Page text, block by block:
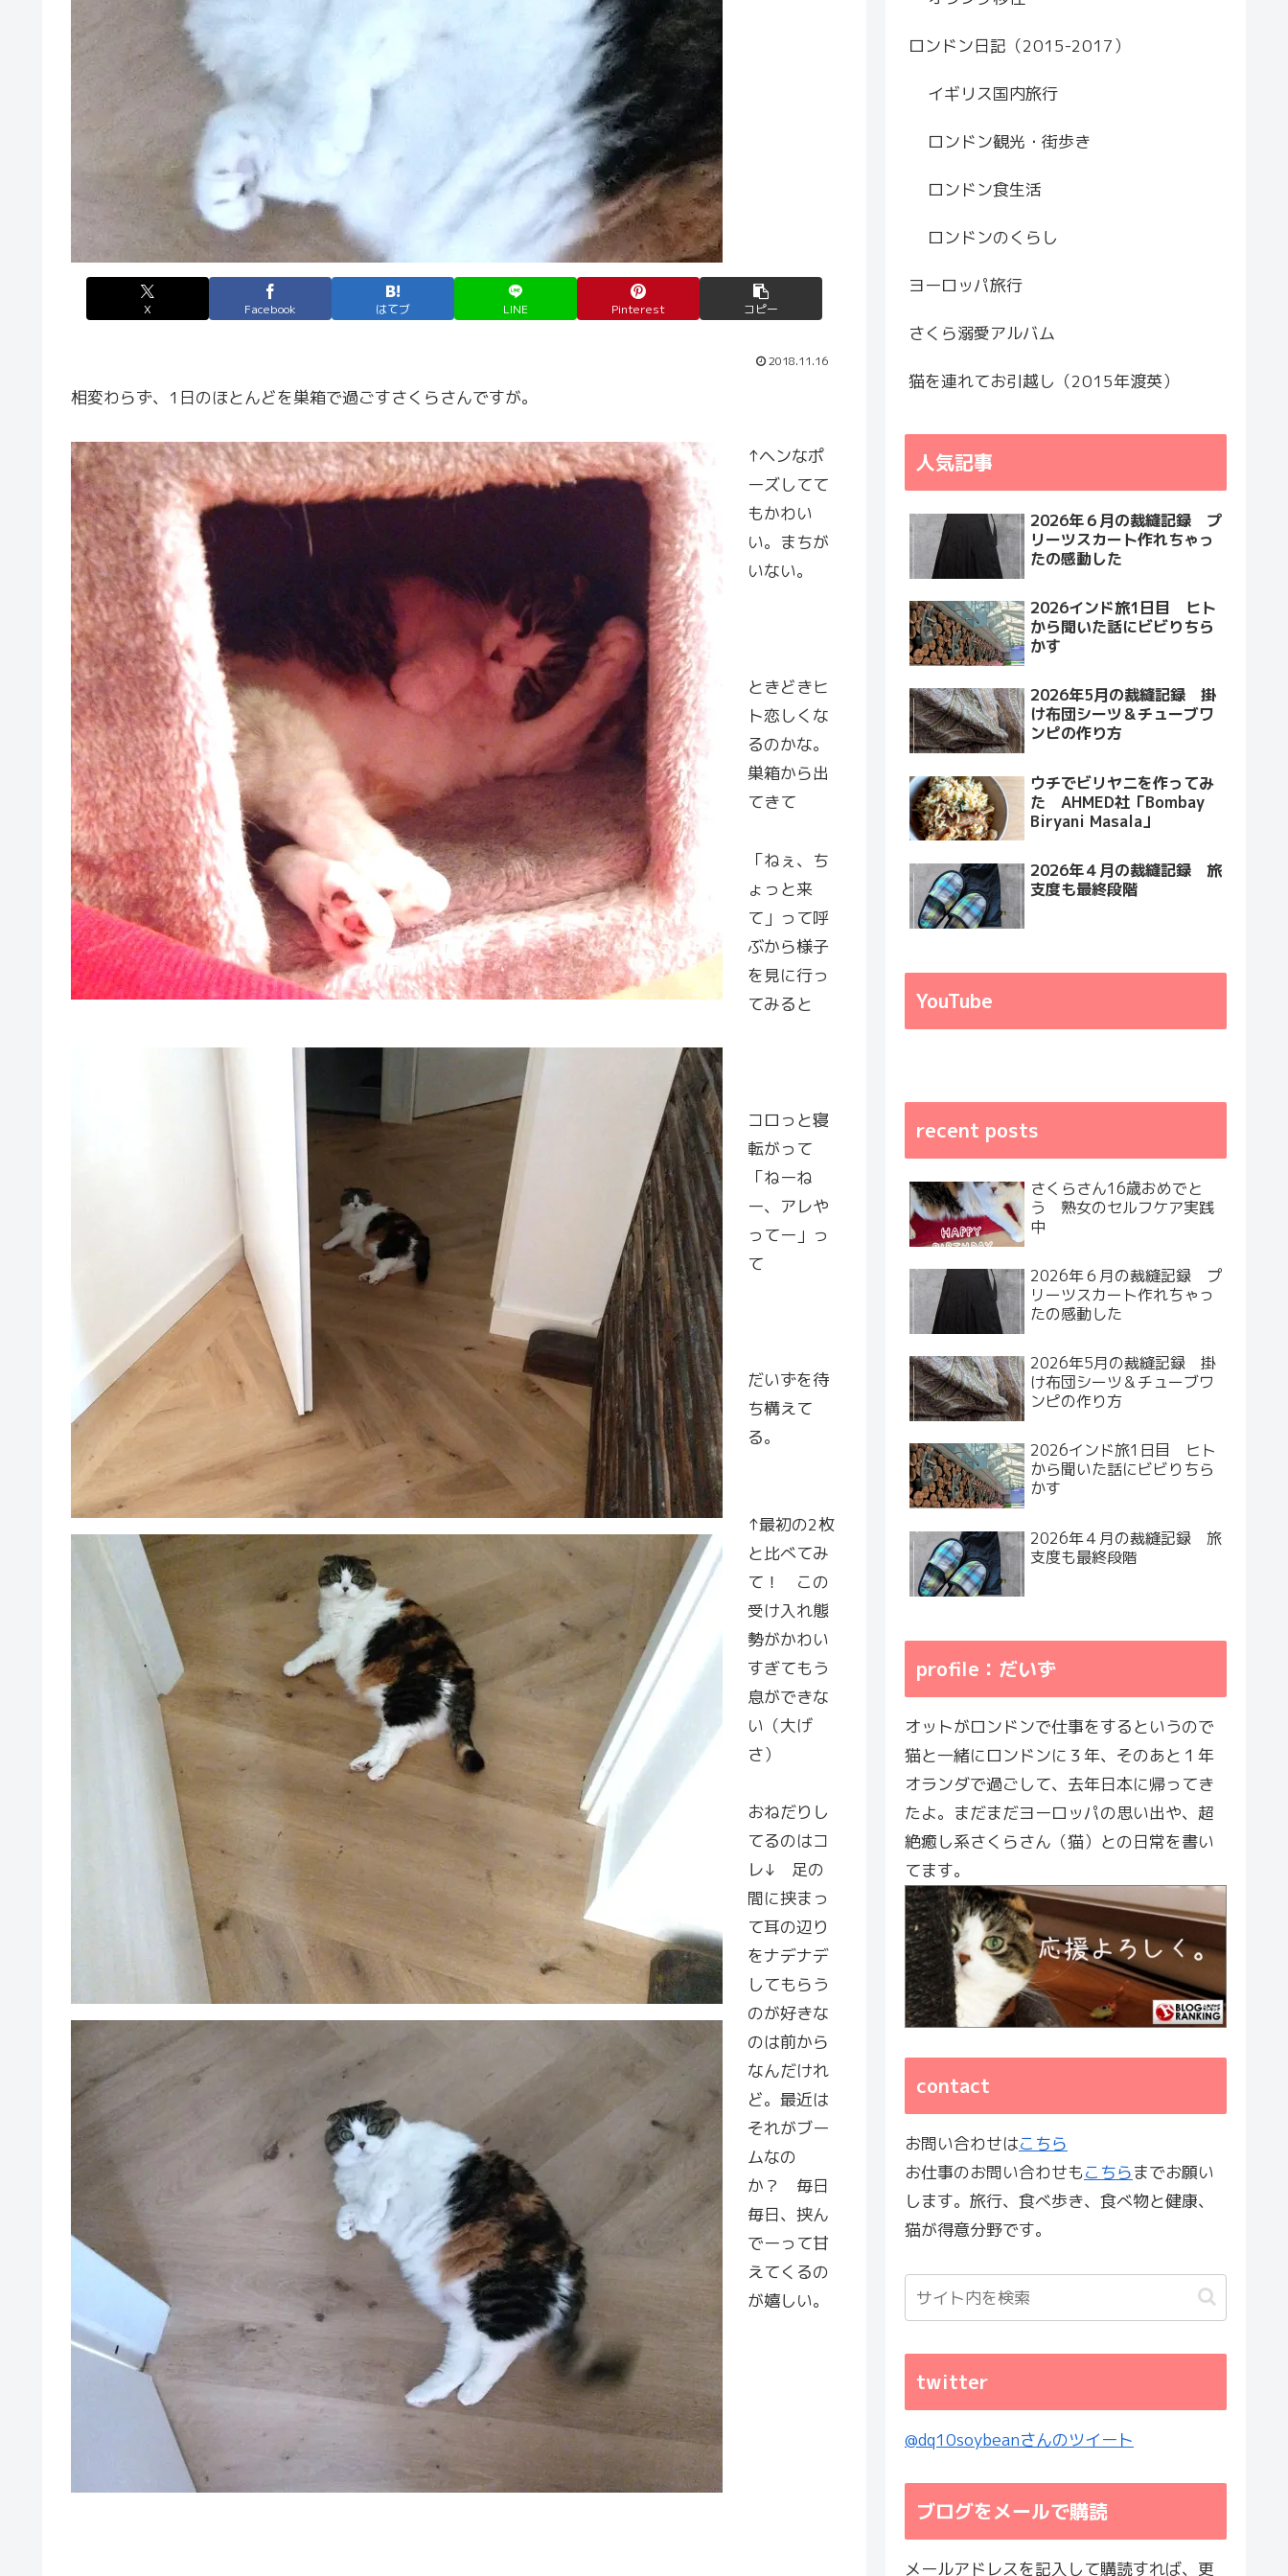
X Facebook はてブ LINE Pinterest コピー
2018.11.16
相変わらず、1日のほとんどを巣箱で過ごすさくらさんですが。
↑ヘンなポ
ーズしてて
もかわい
い。まちが
いない。
ときどきヒ
ト恋しくな
るのかな。
巣箱から出
てきて
「ねぇ、ち
ょっと来
て」って呼
ぶから様子
を見に行っ
てみると
コロっと寝
転がって
「ねーね
ー、アレや
ってー」っ
て
だいずを待
ち構えて
る。
↑最初の2枚
と比べてみ
て！ この
受け入れ態
勢がかわい
すぎてもう
息ができな
い（大げ
さ）
おねだりし
てるのはコ
レ↓ 足の
間に挟まっ
て耳の辺り
をナデナデ
してもらう
のが好きな
のは前から
なんだけれ
ど。最近は
それがブー
ムなの
か？ 毎日
毎日、挟ん
でーって甘
えてくるの
が嬉しい。
ロンドン日記（2015-2017）
イギリス国内旅行
ロンドン観光・街歩き
ロンドン食生活
ロンドンのくらし
ヨーロッパ旅行
さくら溺愛アルバム
猫を連れてお引越し（2015年渡英）
人気記事
2026年６月の裁縫記録 プ
リーツスカート作れちゃっ
たの感動した
2026インド旅1日目 ヒト
から聞いた話にビビりちら
かす
2026年5月の裁縫記録 掛
け布団シーツ＆チューブワ
ンピの作り方
ウチでビリヤニを作ってみ
た AHMED社「Bombay
Biryani Masala」
2026年４月の裁縫記録 旅
支度も最終段階
YouTube
recent posts
さくらさん16歳おめでと
う 熟女のセルフケア実践
中
2026年６月の裁縫記録 プ
リーツスカート作れちゃっ
たの感動した
2026年5月の裁縫記録 掛
け布団シーツ＆チューブワ
ンピの作り方
2026インド旅1日目 ヒト
から聞いた話にビビりちら
かす
2026年４月の裁縫記録 旅
支度も最終段階
profile：だいず
オットがロンドンで仕事をするというので
猫と一緒にロンドンに３年、そのあと１年
オランダで過ごして、去年日本に帰ってき
たよ。まだまだヨーロッパの思い出や、超
絶癒し系さくらさん（猫）との日常を書い
てます。
contact
お問い合わせはこちら
お仕事のお問い合わせもこちらまでお願い
します。旅行、食べ歩き、食べ物と健康、
猫が得意分野です。
twitter
@dq10soybeanさんのツイート
ブログをメールで購読
メールアドレスを記入して購読すれば、更